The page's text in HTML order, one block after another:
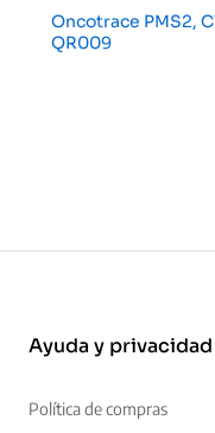
Oncotrace PMS2,
QR009
Ayuda y privacidad
Política de compras